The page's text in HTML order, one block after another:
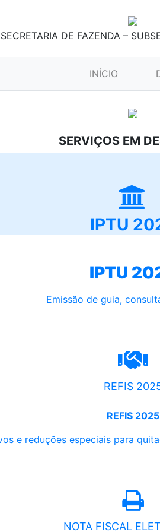
SECRETARIA DE FAZENDA –
INÍCIO
SERVIÇOS EM
IPTU
IPTU
Emissão de guia,
REFIS
REFIS 2025
e reduções especiais para
NOTA FISCAL